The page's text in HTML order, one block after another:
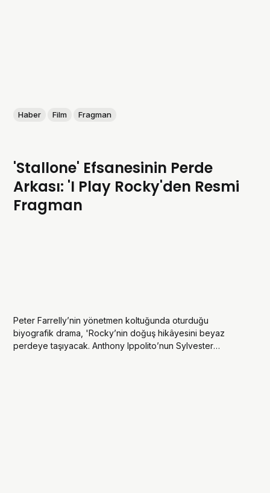
Haber Film Fragman
'Stallone' Efsanesinin Perde
Arkası: 'I Play Rocky'den Resmi
Fragman
Peter Farrelly’nin yönetmen koltuğunda oturduğu
biyografik drama, 'Rocky’nin doğuş hikâyesini beyaz
perdeye taşıyacak. Anthony Ippolito’nun Sylvester